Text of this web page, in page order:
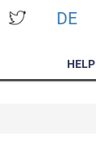
DE
HELP